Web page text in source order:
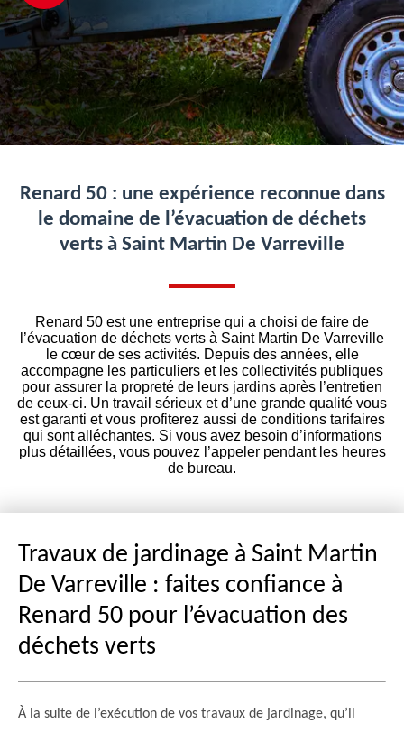
Renard 50 : une expérience reconnue dans
le domaine de l’évacuation de déchets
verts à Saint Martin De Varreville
Renard 50 est une entreprise qui a choisi de faire de
l’évacuation de déchets verts à Saint Martin De Varreville
le cœur de ses activités. Depuis des années, elle
accompagne les particuliers et les collectivités publiques
pour assurer la propreté de leurs jardins après l’entretien
de ceux-ci. Un travail sérieux et d’une grande qualité vous
est garanti et vous profiterez aussi de conditions tarifaires
qui sont alléchantes. Si vous avez besoin d’informations
plus détaillées, vous pouvez l’appeler pendant les heures
de bureau.
Travaux de jardinage à Saint Martin
De Varreville : faites confiance à
Renard 50 pour l’évacuation des
déchets verts
À la suite de l’exécution de vos travaux de jardinage, qu’il